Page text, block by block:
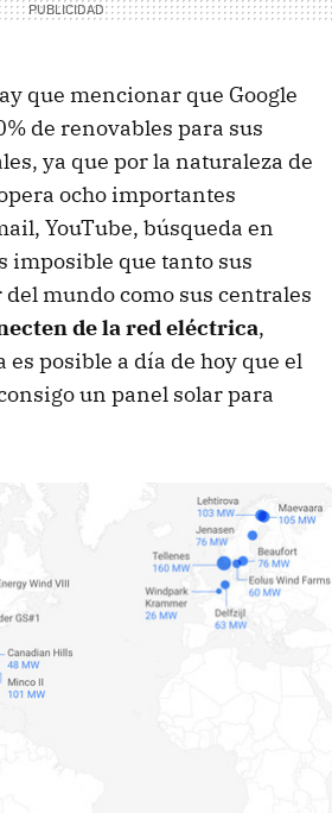
que mencionar que Google
de renovables para sus
ya que por la naturaleza de
ocho importantes
YouTube, búsqueda en
imposible que tanto sus
mundo como sus centrales
de la red eléctrica,
posible a día de hoy que el
un panel solar para